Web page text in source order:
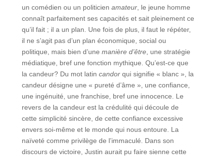
un comédien ou un politicien amateur, le jeune homme
connaît parfaitement ses capacités et sait pleinement ce
qu’il fait ; il a un plan. Une fois de plus, il faut le répéter,
il ne s’agit pas d’un plan économique, social ou
politique, mais bien d’une manière d’être, une stratégie
médiatique, bref une fonction mythique. Qu’est-ce que
la candeur? Du mot latin candorqui signifie « blanc », la
candeur désigne une « pureté d’âme », une confiance,
une ingénuité, une franchise, bref une innocence. Le
revers de la candeur est la crédulité qui découle de
cette simplicité sincère, de cette confiance excessive
envers soi-même et le monde qui nous entoure. La
naïveté comme privilège de l’immaculé. Dans son
discours de victoire, Justin aurait pu faire sienne cette